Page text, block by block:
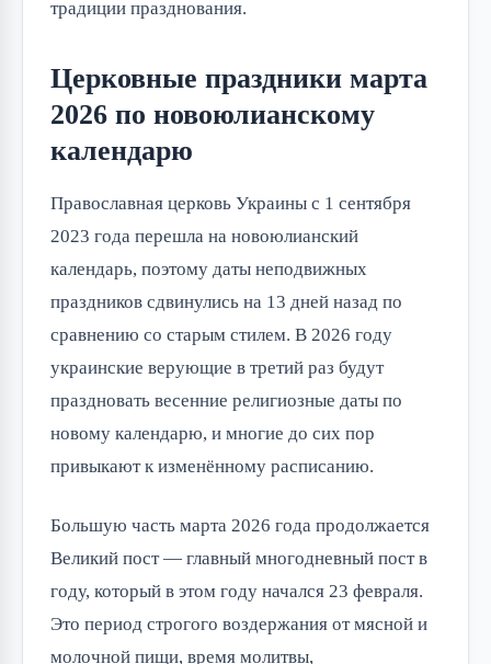
традиции празднования.
Церковные праздники марта
2026 по новоюлианскому
календарю
Православная церковь Украины с 1 сентября
2023 года перешла на новоюлианский
календарь, поэтому даты неподвижных
праздников сдвинулись на 13 дней назад по
сравнению со старым стилем. В 2026 году
украинские верующие в третий раз будут
праздновать весенние религиозные даты по
новому календарю, и многие до сих пор
привыкают к изменённому расписанию.
Большую часть марта 2026 года продолжается
Великий пост — главный многодневный пост в
году, который в этом году начался 23 февраля.
Это период строгого воздержания от мясной и
молочной пищи, время молитвы,